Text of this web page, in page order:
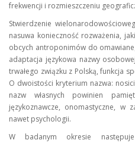
frekwencji i rozmieszczeniu
Stwierdzenie
nasuwa konieczność rozważenia,
obcych antroponimów do
adaptacja językowa nazwy
trwałego związku z Polską, funkcja
O dwoistości kryterium nazwa:
nazw własnych powinien
językoznawcze, onomastyczne, w
nawet psychologii.
W badanym okresie